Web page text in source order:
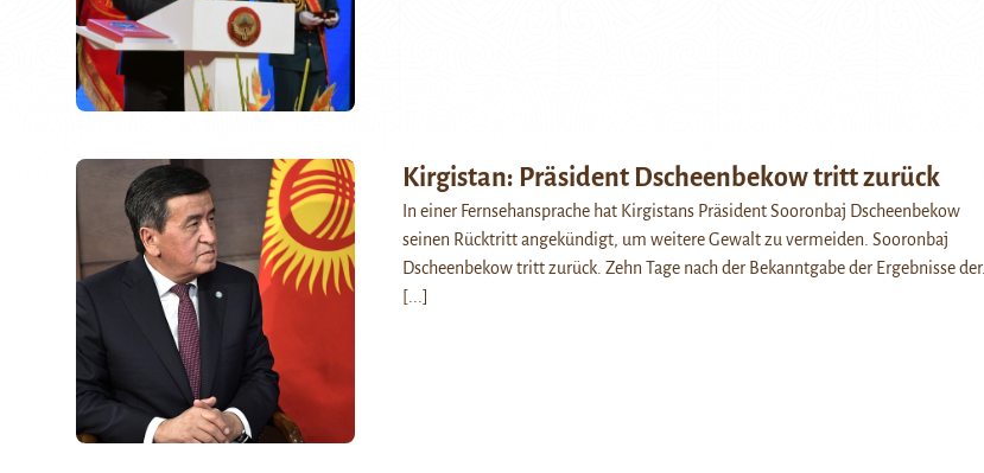
Kirgistan: Präsident Dscheenbekow tritt zurück
In einer Fernsehansprache hat Kirgistans Präsident Sooronbaj Dscheenbekow
seinen Rücktritt angekündigt, um weitere Gewalt zu vermeiden. Sooronbaj
Dscheenbekow tritt zurück. Zehn Tage nach der Bekanntgabe der Ergebnisse der…
[...]